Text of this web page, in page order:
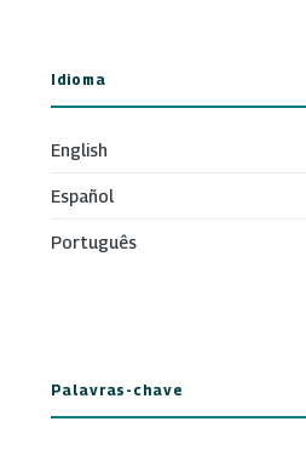
Idioma
English
Español
Português
Palavras-chave